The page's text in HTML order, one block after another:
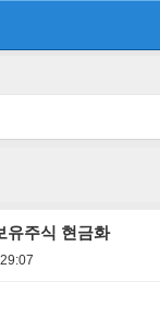
유주식 현금화